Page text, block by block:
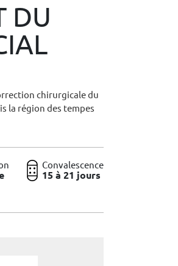
DU
chirurgicale du
la région des tempes
Convalescence
15 à 21 jours